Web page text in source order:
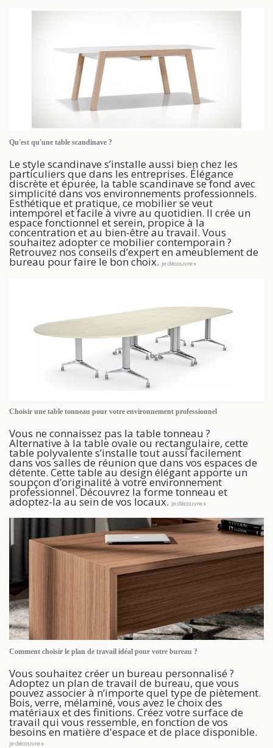
Qu'est qu'une table scandinave ?
Le style scandinave s’installe aussi bien chez les
particuliers que dans les entreprises. Élégance
discrète et épurée, la table scandinave se fond avec
simplicité dans vos environnements professionnels.
Esthétique et pratique, ce mobilier se veut
intemporel et facile à vivre au quotidien. Il crée un
espace fonctionnel et serein, propice à la
concentration et au bien-être au travail. Vous
souhaitez adopter ce mobilier contemporain ?
Retrouvez nos conseils d’expert en ameublement de
bureau pour faire le bon choix. je découvre
Choisir une table tonneau pour votre environnement professionnel
Vous ne connaissez pas la table tonneau ?
Alternative à la table ovale ou rectangulaire, cette
table polyvalente s’installe tout aussi facilement
dans vos salles de réunion que dans vos espaces de
détente. Cette table au design élégant apporte un
soupçon d’originalité à votre environnement
professionnel. Découvrez la forme tonneau et
adoptez-la au sein de vos locaux. je découvre
Comment choisir le plan de travail idéal pour votre bureau ?
Vous souhaitez créer un bureau personnalisé ?
Adoptez un plan de travail de bureau, que vous
pouvez associer à n’importe quel type de piètement.
Bois, verre, mélaminé, vous avez le choix des
matériaux et des finitions. Créez votre surface de
travail qui vous ressemble, en fonction de vos
besoins en matière d'espace et de place disponible.
je découvre